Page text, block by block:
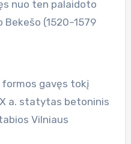
nuo ten palaidoto
(1520–1579
formos gavęs tokį
a. statytas betoninis
Vilniaus